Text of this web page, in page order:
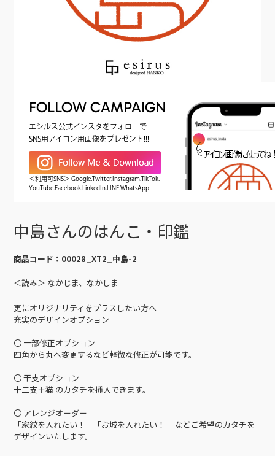
FOLLOW CAMPAIGN
エシルス公式インスタをフォローで
SNS用アイコン用画像をプレゼント!!!
＜利用可SNS＞ Google.Twitter.Instagram.TikTok.
YouTube.Facebook.LinkedIn.LINE.WhatsApp
中島さんのはんこ・印鑑
商品コード： 00028_XT2_中島-2
＜読み＞ なかじま、なかしま
更にオリジナリティをプラスしたい方へ
充実のデザインオプション
〇 一部修正オプション
四角から丸へ変更するなど軽微な修正が可能です。
〇 干支オプション
十二支＋猫 のカタチを挿入できます。
〇 アレンジオーダー
「家紋を入れたい！」「お城を入れたい！」 などご希望のカタチを
デザインいたします。